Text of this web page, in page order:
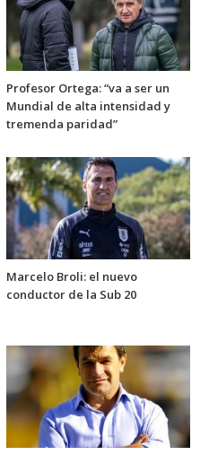
Profesor Ortega: “va a ser un
Mundial de alta intensidad y
tremenda paridad”
Marcelo Broli: el nuevo
conductor de la Sub 20